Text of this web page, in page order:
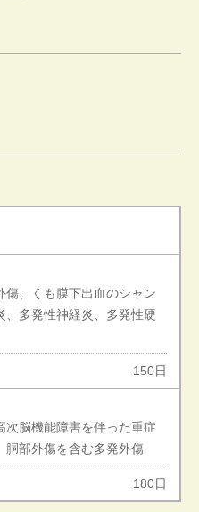
傷、くも膜下出血のシャン
、多発性神経炎、多発性硬
150日
次脳機能障害を伴った重症
胴部外傷を含む多発外傷
180日